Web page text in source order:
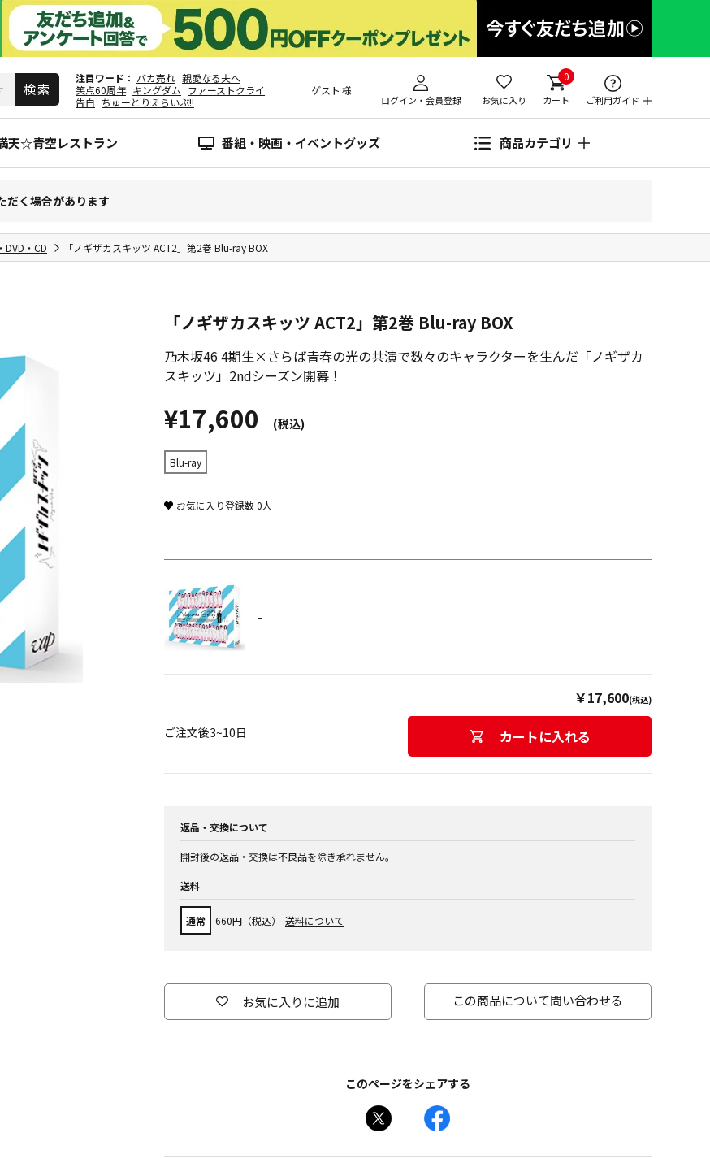
注目ワード バカ売れ 親愛なる夫へ
笑点60周年 キングダム ファーストクライ
告白 ちゅーとりえらいぶ!!
ゲスト 様
ログイン・会員登録 お気に入り
0
カート ご利用ガイド
天☆青空レストラン 番組・映画・イベントグッズ 商品カテゴリ
だく場合があります
DVD・CD 「ノギザカスキッツ ACT2」第2巻 Blu-ray BOX
「ノギザカスキッツ ACT2」第2巻 Blu-ray BOX
乃木坂46 4期生×さらば青春の光の共演で数々のキャラクターを生んだ「ノギザカ
スキッツ」2ndシーズン開幕！
¥17,600 (税込)
Blu-ray
お気に入り登録数0人
-
￥17,600(税込)
ご注文後3~10日 カートに入れる
返品・交換について
開封後の返品・交換は不良品を除き承れません。
送料
通常 660円（税込） 送料について
お気に入りに追加 この商品について問い合わせる
このページをシェアする